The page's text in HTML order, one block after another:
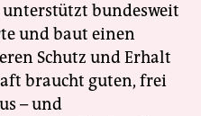
bundesweit
und baut einen
Schutz und Erhalt
braucht guten, frei
– und